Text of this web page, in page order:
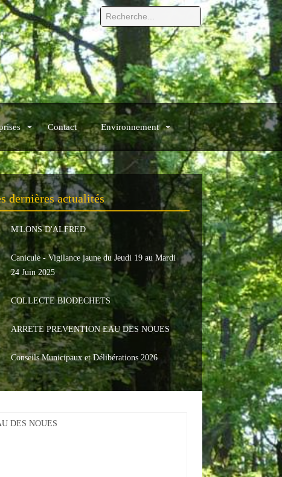
Contact Environnement
dernières actualités
M'LONS D'ALFRED
Canicule - Vigilance jaune du Jeudi 19 au Mardi
24 Juin 2025
COLLECTE BIODECHETS
ARRETE PREVENTION EAU DES NOUES
Conseils Municipaux et Délibérations 2026
DES NOUES